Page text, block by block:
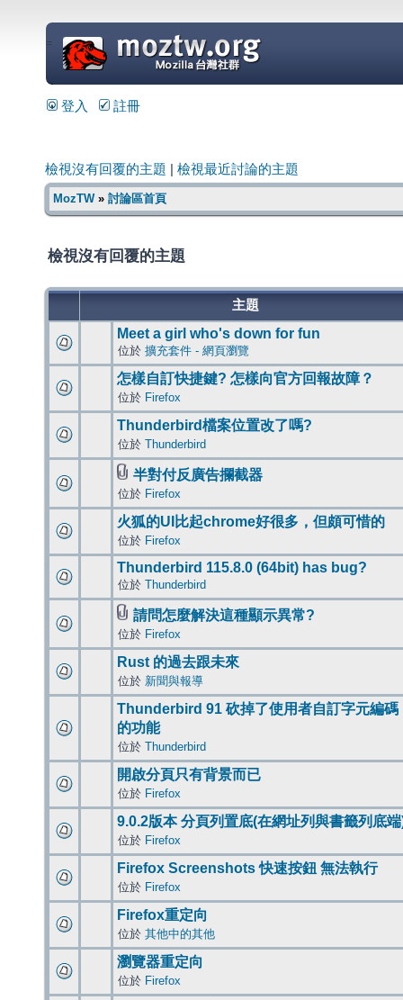
=
登入 註冊
檢視沒有回覆的主題 檢視最近討論的主題
MozTW» 討論區首頁
檢視沒有回覆的主題
主題
Meet a girl who's down for fun
位於 擴充套件 - 網頁瀏覽
怎樣自訂快捷鍵? 怎樣向官方回報故障？
位於 Firefox
Thunderbird檔案位置改了嗎?
位於 Thunderbird
半對付反廣告攔截器
位於 Firefox
火狐的UI比起chrome好很多，但頗可惜的
位於 Firefox
Thunderbird 115.8.0 (64bit) has bug?
位於 Thunderbird
請問怎麼解決這種顯示異常?
位於 Firefox
Rust 的過去跟未來
位於 新聞與報導
Thunderbird 91 砍掉了使用者自訂字元編碼
的功能
位於 Thunderbird
開啟分頁只有背景而已
位於 Firefox
9.0.2版本 分頁列置底(在網址列與書籤列底
位於 Firefox
Firefox Screenshots 快速按鈕 無法執行
位於 Firefox
Firefox重定向
位於 其他中的其他
瀏覽器重定向
位於 Firefox